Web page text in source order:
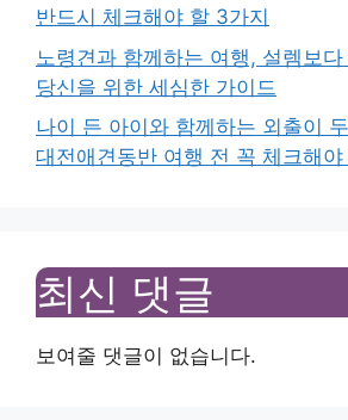
반드시 체크해야 할 3가지
노령견과 함께하는 여행, 설렘보
당신을 위한 세심한 가이드
나이 든 아이와 함께하는 외출이
대전애견동반 여행 전 꼭 체크해야
최신 댓글
보여줄 댓글이 없습니다.